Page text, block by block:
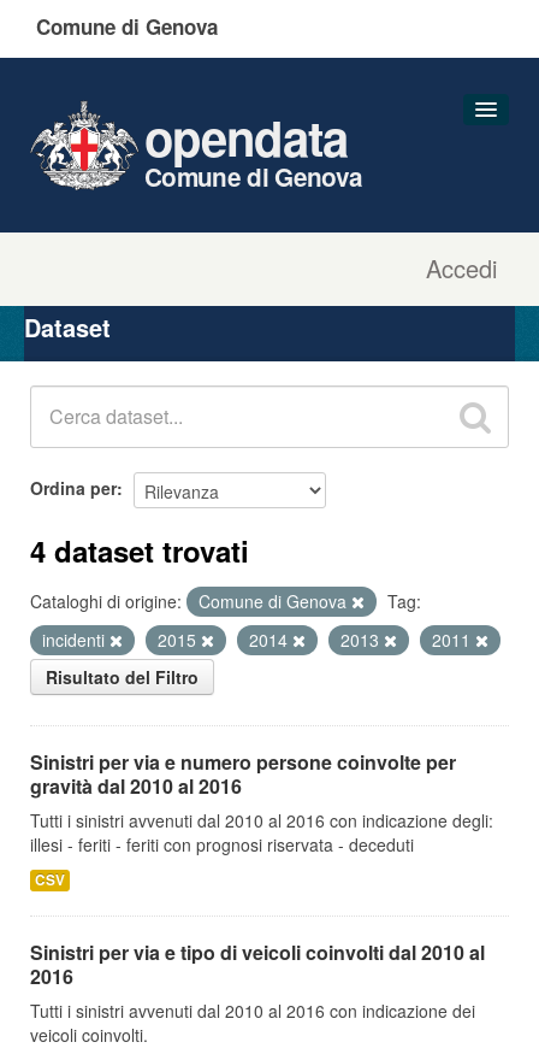
Comune di Genova
Accedi
opendata
Comune di Genova
Organizzazioni
Gruppi
Dataset
Ordina per
4 dataset trovati
Cataloghi di origine: Comune di Genova
Tag:
incidenti
2015 2014 2013
2011
Risultato del Filtro
Sinistri per via e numero persone coinvolte per
gravità dal 2010 al 2016
Tutti i sinistri avvenuti dal 2010 al 2016 con indicazione degli:
illesi - feriti - feriti con prognosi riservata - deceduti
CSV
Sinistri per via e tipo di veicoli coinvolti dal 2010 al
2016
Tutti i sinistri avvenuti dal 2010 al 2016 con indicazione dei
veicoli coinvolti.